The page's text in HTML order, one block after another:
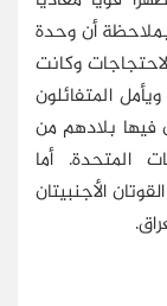
بملاحظة أن وحدة
وكانت
المتفائلون
بلادهم من
المتحدة. أما
الأجنبيتان